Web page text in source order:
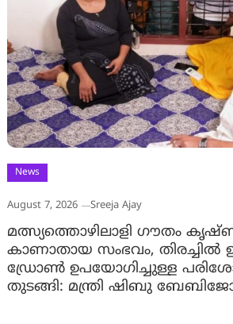
News
August 7, 2026 Sreeja Ajay
മത്സ്യത്തൊഴിലാളി ഗൗതം
കാണാതായ സംഭവം, തിരച്ചിൽ
ഡ്രോണ്‍ ഉപയോഗിച്ചുള്ള
തുടങ്ങി: മന്ത്രി ഷിബു